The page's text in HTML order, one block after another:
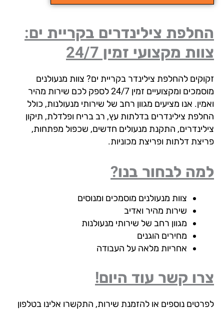
צילינדרים בקריית ים:
מקצועי זמין 24/7
להחלפת צילינדר בקריית ים? צוות מנעולנים
מוסמכים ומקצועיים זמין 24/7 לספק לכם שירות מהיר
אנו מציעים מגוון רחב של שירותי מנעולנות, כולל
צילינדרים בדלתות עץ, רב בריח ופלדלת, תיקון
התקנת מנעולים חדשים, שכפול מפתחות,
דלתות ופריצת מכוניות.
לבחור בנו?
צוות מנעולנים מוסמכים ומנוסים
שירות מהיר ואדיב
מגוון רחב של שירותי מנעולנות
מחירים הוגנים
אחריות מלאה על העבודה
קשר עוד היום!
נוספים או להזמנת שירות, התקשרו אלינו בטלפון